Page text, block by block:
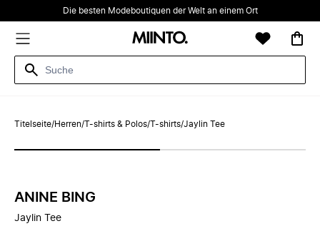
Die besten Modeboutiquen der Welt an einem Ort
Titelseite/Herren/T-shirts & Polos/T-shirts/Jaylin Tee
ANINE BING
Jaylin Tee